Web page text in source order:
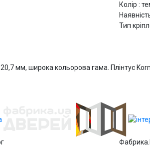
Колір :
Тип
мм, широка кольорова гама. Плінтус